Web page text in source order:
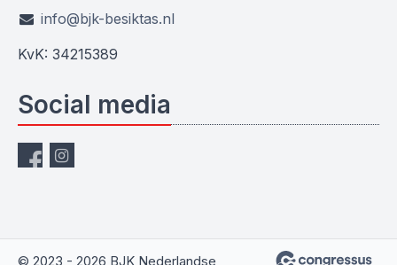
info@bjk-besiktas.nl
KvK: 34215389
Social media
© 2023 - 2026 BJK Nederlandse